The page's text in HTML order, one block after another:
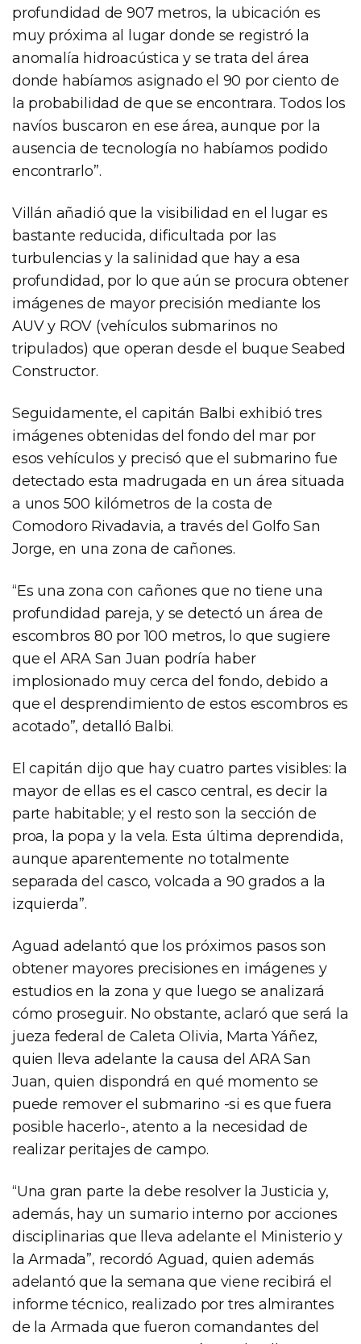
profundidad de 907 metros, la ubicación es
muy próxima al lugar donde se registró la
anomalía hidroacústica y se trata del área
donde habíamos asignado el 90 por ciento de
la probabilidad de que se encontrara. Todos los
navíos buscaron en ese área, aunque por la
ausencia de tecnología no habíamos podido
encontrarlo”.
Villán añadió que la visibilidad en el lugar es
bastante reducida, dificultada por las
turbulencias y la salinidad que hay a esa
profundidad, por lo que aún se procura obtener
imágenes de mayor precisión mediante los
AUV y ROV (vehículos submarinos no
tripulados) que operan desde el buque Seabed
Constructor.
Seguidamente, el capitán Balbi exhibió tres
imágenes obtenidas del fondo del mar por
esos vehículos y precisó que el submarino fue
detectado esta madrugada en un área situada
a unos 500 kilómetros de la costa de
Comodoro Rivadavia, a través del Golfo San
Jorge, en una zona de cañones.
“Es una zona con cañones que no tiene una
profundidad pareja, y se detectó un área de
escombros 80 por 100 metros, lo que sugiere
que el ARA San Juan podría haber
implosionado muy cerca del fondo, debido a
que el desprendimiento de estos escombros es
acotado”, detalló Balbi.
El capitán dijo que hay cuatro partes visibles: la
mayor de ellas es el casco central, es decir la
parte habitable; y el resto son la sección de
proa, la popa y la vela. Esta última deprendida,
aunque aparentemente no totalmente
separada del casco, volcada a 90 grados a la
izquierda”.
Aguad adelantó que los próximos pasos son
obtener mayores precisiones en imágenes y
estudios en la zona y que luego se analizará
cómo proseguir. No obstante, aclaró que será la
jueza federal de Caleta Olivia, Marta Yáñez,
quien lleva adelante la causa del ARA San
Juan, quien dispondrá en qué momento se
puede remover el submarino -si es que fuera
posible hacerlo-, atento a la necesidad de
realizar peritajes de campo.
“Una gran parte la debe resolver la Justicia y,
además, hay un sumario interno por acciones
disciplinarias que lleva adelante el Ministerio y
la Armada”, recordó Aguad, quien además
adelantó que la semana que viene recibirá el
informe técnico, realizado por tres almirantes
de la Armada que fueron comandantes del